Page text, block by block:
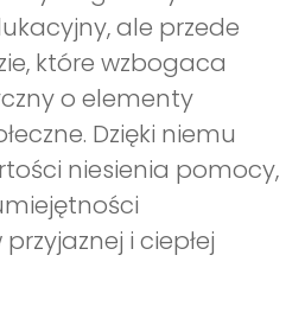
ale przede
które wzbogaca
o elementy
Dzięki niemu
niesienia pomocy,
i ciepłej